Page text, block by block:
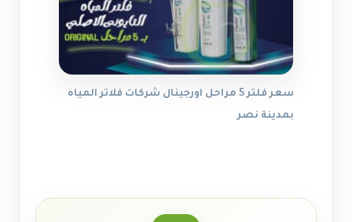
سعر فلتر 5 مراحل اورجينال شركات فلاتر المياه
بمدينة نصر